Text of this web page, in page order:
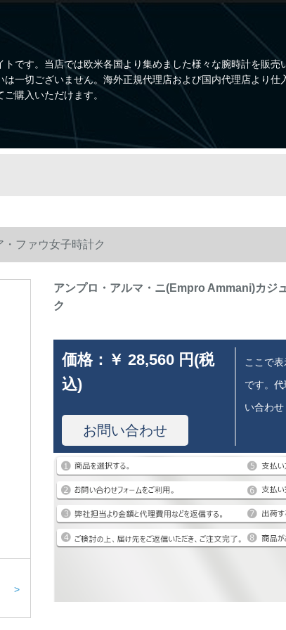
トです。当店では欧米各国より集めました様々な腕時計を販
は一切ございません。海外正規代理店および国内代理店より
購入いただけます。
ファウ女子時計ク
>
アンプロ・アルマ・ニ(Empro Ammani)カジ
ク
価格： ￥ 28,560 円(税
込)
お問い合わせ
ここで
です。
い合わせ